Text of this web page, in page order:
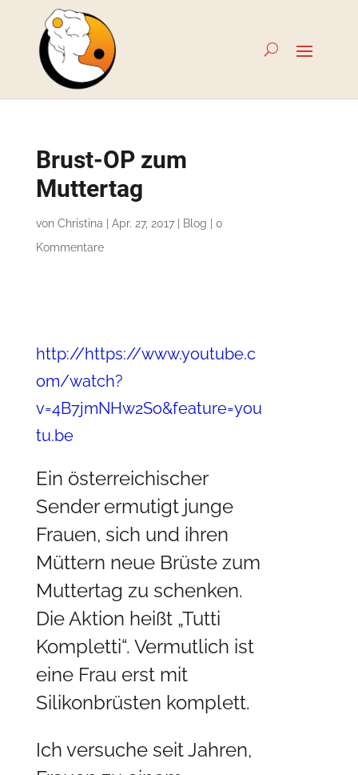
Brust-OP zum
Muttertag
von Christina Apr. 27, 2017| Blog
0
Kommentare
http://https://www.youtube.c
om/watch?
v=4B7jmNHw2So&feature=you
tu.be
Ein österreichischer
Sender ermutigt junge
Frauen, sich und ihren
Müttern neue Brüste zum
Muttertag zu schenken.
Die Aktion heißt „Tutti
Kompletti“. Vermutlich ist
eine Frau erst mit
Silikonbrüsten komplett.
Ich versuche seit Jahren,